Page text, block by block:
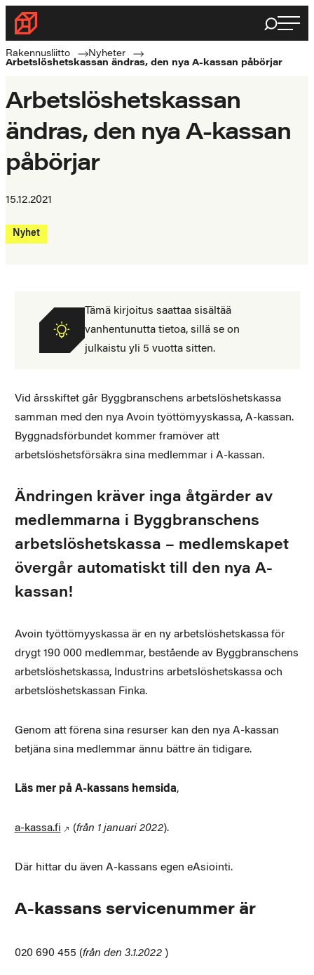
Byggnadsförbundet
Rakennusalan
ammattilaisten
Haku
Rakennusliitto
Nyheter
Arbetslöshetskassan ändras, den nya A-kassan påbörjar
Arbetslöshetskassan
ändras, den nya A-kassan
påbörjar
15.12.2021
Nyhet
Tämä kirjoitus saattaa sisältää
vanhentunutta tietoa, sillä se on
julkaistu yli 5 vuotta sitten.
Vid årsskiftet går Byggbranschens arbetslöshetskassa
samman med den nya Avoin työttömyyskassa, A-kassan.
Byggnadsförbundet kommer framöver att
arbetslöshetsförsäkra sina medlemmar i A-kassan.
Ändringen kräver inga åtgärder av
medlemmarna i Byggbranschens
arbetslöshetskassa – medlemskapet
övergår automatiskt till den nya A-
kassan!
Avoin työttömyyskassa är en ny arbetslöshetskassa för
drygt 190 000 medlemmar, bestående av Byggbranschens
arbetslöshetskassa, Industrins arbetslöshetskassa och
arbetslöshetskassan Finka.
Genom att förena sina resurser kan den nya A-kassan
betjäna sina medlemmar ännu bättre än tidigare.
Läs mer på A-kassans hemsida,
a-kassa.fi (från 1 januari 2022).
Där hittar du även A-kassans egen eAsiointi.
A-kassans servicenummer är
020 690 455 (från den 3.1.2022 )